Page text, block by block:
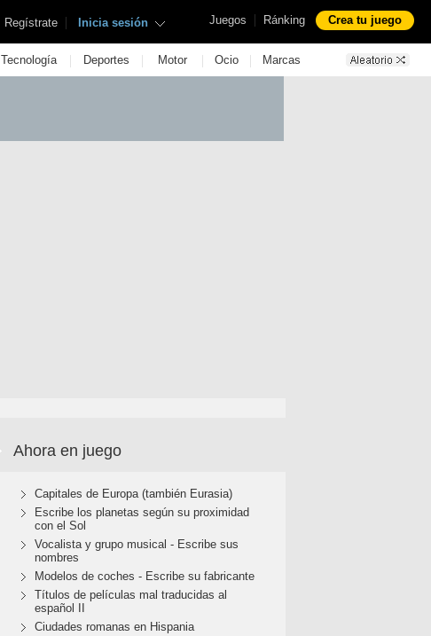
Juegos | Ránking Crea tu juego
Regístrate | Inicia sesión
Tecnología | Deportes | Motor | Ocio | Marcas
Ahora en juego
Capitales de Europa (también Eurasia)
Escribe los planetas según su proximidad
con el Sol
Vocalista y grupo musical - Escribe sus
nombres
Modelos de coches - Escribe su fabricante
Títulos de películas mal traducidas al
español II
Ciudades romanas en Hispania